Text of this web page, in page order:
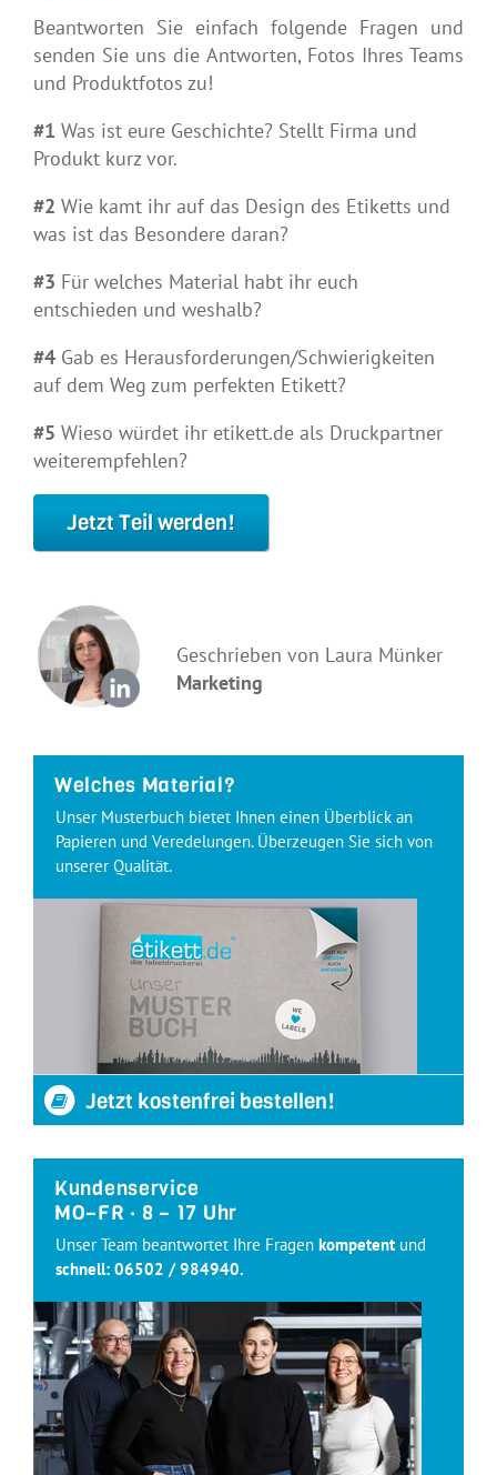
Beantworten Sie einfach folgende Fragen und
senden Sie uns die Antworten, Fotos Ihres Teams
und Produktfotos zu!
#1 Was ist eure Geschichte? Stellt Firma und
Produkt kurz vor.
#2 Wie kamt ihr auf das Design des Etiketts und
was ist das Besondere daran?
#3 Für welches Material habt ihr euch
entschieden und weshalb?
#4 Gab es Herausforderungen/Schwierigkeiten
auf dem Weg zum perfekten Etikett?
#5 Wieso würdet ihr etikett.de als Druckpartner
weiterempfehlen?
Jetzt Teil werden!
Geschrieben von Laura Münker
Marketing
Welches Material?
Unser Musterbuch bietet Ihnen einen Überblick an
Papieren und Veredelungen. Überzeugen Sie sich von
unserer Qualität.
Jetzt kostenfrei bestellen!
Kundenservice
MO–FR · 8 – 17 Uhr
Unser Team beantwortet Ihre Fragen kompetent und
schnell: 06502 / 984940.